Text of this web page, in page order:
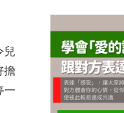
兒
擔
一